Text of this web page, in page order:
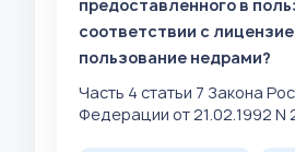
предоставленного в
соответствии с
пользование недрами?
Часть 4 статьи 7 Закона
Федерации от 21.02.1992 N